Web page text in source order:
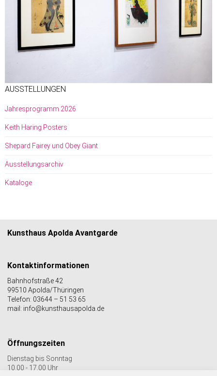
AUSSTELLUNGEN
Jahresprogramm 2026
Keith Haring Posters
Shepard Fairey und Obey Giant
Ausstellungsarchiv
Kataloge
Kunsthaus Apolda Avantgarde
Kontaktinformationen
Bahnhofstraße 42
99510 Apolda/Thüringen
Telefon: 03644 – 51 53 65
mail: info@kunsthausapolda.de
Öffnungszeiten
Dienstag bis Sonntag
10.00 - 17.00 Uhr